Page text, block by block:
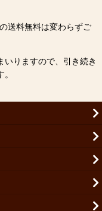
送料無料は変わらずご
りますので、引き続き